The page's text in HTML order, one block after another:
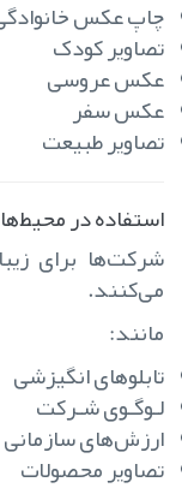
چاپ عکس
تصاویر کودک
عکس عروسی
عکس سفر
تصاویر طبیعت
استفاده در
شرکت‌ها برای
می‌کنند.
مانند:
تابلوهای انگیزشی
لـوگـوی شـرکت
ارزش‌های سازمانی
تصاویر محصولات